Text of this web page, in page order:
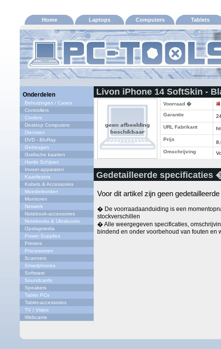
Home Laptops Computers Tablets
Onderdelen
Behuizingen / Cases
Controllers
Coolers
Desktop Computers
Diensten
DVD - BluRay
Geheugen
Grafische kaarten
Harde Schijven
Invoer-apparaten
Kaartlezers
Kabels & Accessoires
Moederborden
Monitoren
Netwerk
Notebook-accessoires
Notebooks & Ultrabooks
Opslagmedia
Power Supplies
Printers
Processoren
Scanners
Smartphones
Software
Soundcards
Speakers
Tablet PCs
Tablet-accessoires
TV / Video
Webcams
Livon iPhone 14 SoftSkin -
Voorraad �
Garantie
URL Fabrikant
Prijs
Omschrijving
Gedetailleerde specificaties
Voor dit artikel zijn geen
� De voorraadaanduiding is een
stockverschillen
� Alle weergegeven specificaties,
bindend en onder voorbehoud van fouten en